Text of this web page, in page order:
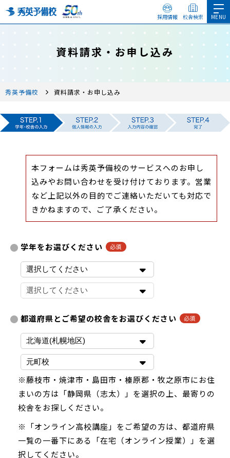
採用情報 校舎検索
資料請求・お申し込み
秀英予備校 資料請求・お申し込み
本フォームは秀英予備校のサービスへのお申し
込みやお問い合わせを受け付けております。営業
など上記以外の目的でご連絡いただいても対応で
きかねますので、ご了承ください。
学年をお選びください
都道府県とご希望の校舎をお選びください
※藤枝市・焼津市・島田市・榛原郡・牧之原市にお住
まいの方は「静岡県（志太）」を選択の上、最寄りの
校舎をお探しください。
※「オンライン高校講座」をご希望の方は、都道府県
一覧の一番下にある「在宅（オンライン授業）」を選
択してください。